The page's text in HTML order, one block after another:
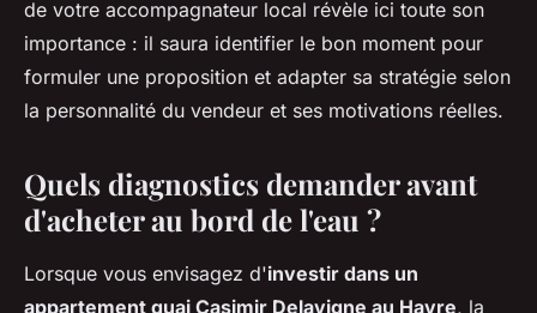
de votre accompagnateur local révèle ici toute son
importance : il saura identifier le bon moment pour
formuler une proposition et adapter sa stratégie selon
la personnalité du vendeur et ses motivations réelles.
Quels diagnostics demander avant
d'acheter au bord de l'eau ?
Lorsque vous envisagez d'investir dans un
appartement quai Casimir Delavigne au Havre, la